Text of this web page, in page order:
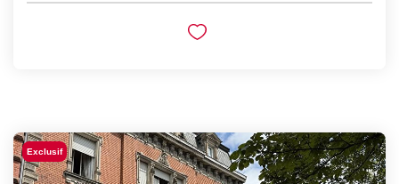
Exclusif